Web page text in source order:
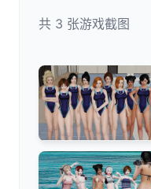
共 3 张游戏截图